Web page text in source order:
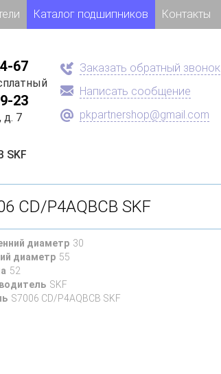
Каталог подшипников Контакты
67
23
д. 7
Заказать обратный звонок
Написать сообщение
pkpartnershop@gmail.com
SKF
CD/P4AQBCB SKF
диаметр 30
диаметр 55
52
SKF
S7006 CD/P4AQBCB SKF